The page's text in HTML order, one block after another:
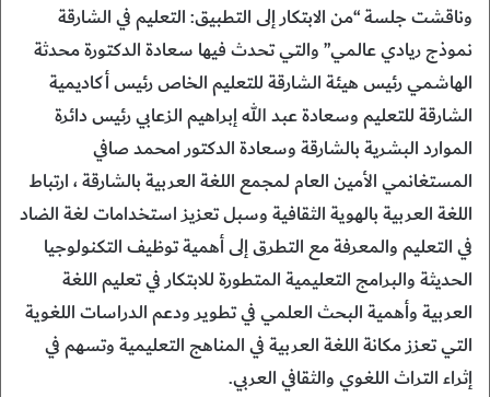
وناقشت جلسة “من الابتكار إلى التطبيق: التعليم في الشارقة
نموذج ريادي عالمي” والتي تحدث فيها سعادة الدكتورة محدثة
الهاشمي رئيس هيئة الشارقة للتعليم الخاص رئيس أكاديمية
الشارقة للتعليم وسعادة عبد الله إبراهيم الزعابي رئيس دائرة
الموارد البشرية بالشارقة وسعادة الدكتور امحمد صافي
المستغانمي الأمين العام لمجمع اللغة العربية بالشارقة ، ارتباط
اللغة العربية بالهوية الثقافية وسبل تعزيز استخدامات لغة الضاد
في التعليم والمعرفة مع التطرق إلى أهمية توظيف التكنولوجيا
الحديثة والبرامج التعليمية المتطورة للابتكار في تعليم اللغة
العربية وأهمية البحث العلمي في تطوير ودعم الدراسات اللغوية
التي تعزز مكانة اللغة العربية في المناهج التعليمية وتسهم في
إثراء التراث اللغوي والثقافي العربي.